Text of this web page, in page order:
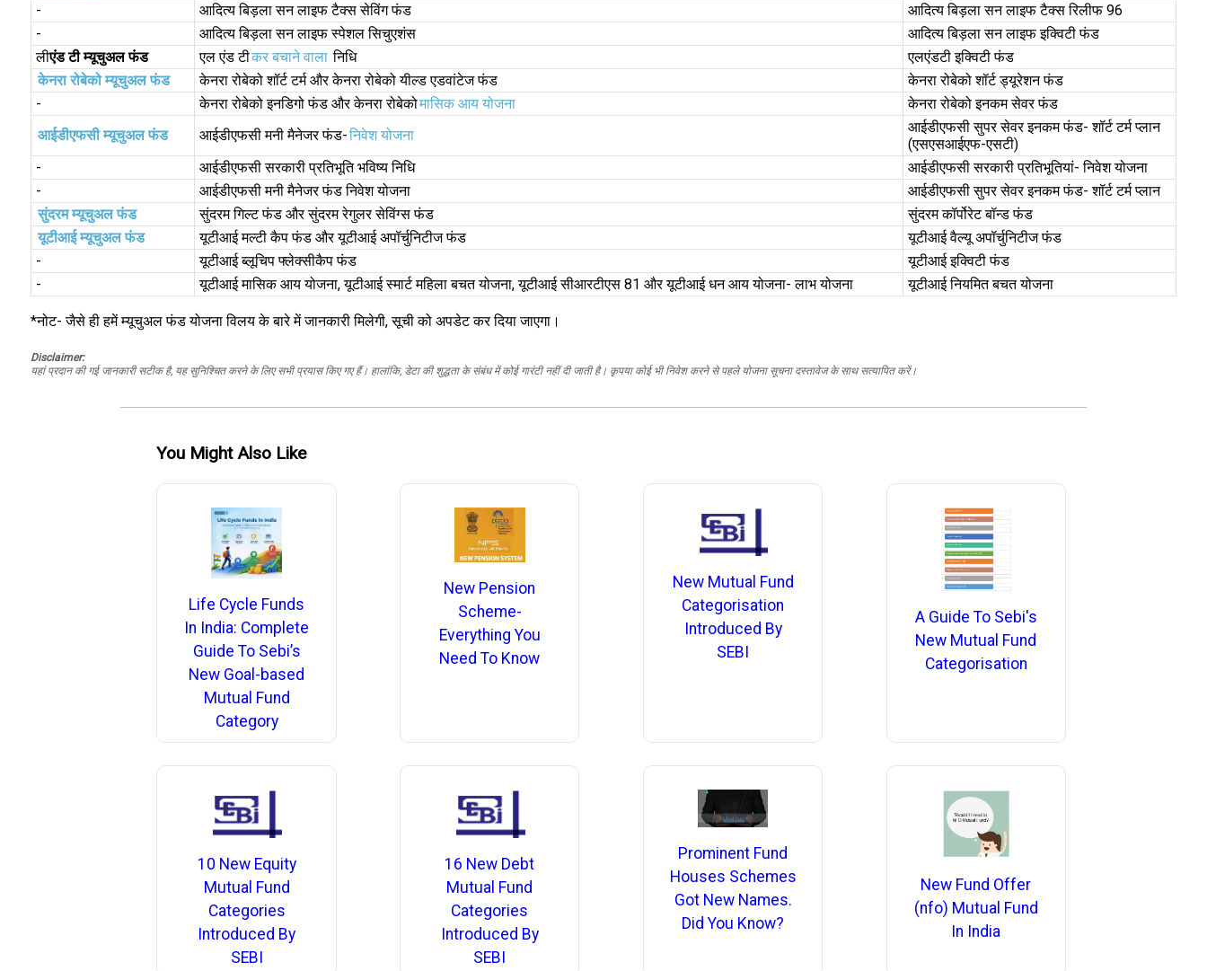
-
आदित्य बिड़ला सन लाइफ टैक्स सेविंग फंड
आदित्य बिड़ला सन लाइफ टैक्स रिलीफ 96
-
आदित्य बिड़ला सन लाइफ स्पेशल सिचुएशंस
आदित्य बिड़ला सन लाइफ इक्विटी फंड
लीएंड टी म्यूचुअल फंड एल एंड टीकर बचाने वाला निधि
एलएंडटी इक्विटी फंड
केनरा रोबेको म्यूचुअल फंड
केनरा रोबेको शॉर्ट टर्म और केनरा रोबेको यील्ड एडवांटेज फंड
केनरा रोबेको शॉर्ट ड्यूरेशन फंड
-
केनरा रोबेको इनडिगो फंड और केनरा रोबेकोमासिक आय योजना
केनरा रोबेको इनकम सेवर फंड
आईडीएफसी म्यूचुअल फंड
आईडीएफसी मनी मैनेजर फंड-निवेश योजना
आईडीएफसी सुपर सेवर इनकम फंड- शॉर्ट टर्म प्लान
(एसएसआईएफ-एसटी)
-
आईडीएफसी सरकारी प्रतिभूति भविष्य निधि
आईडीएफसी सरकारी प्रतिभूतियां- निवेश योजना
-
आईडीएफसी मनी मैनेजर फंड निवेश योजना
आईडीएफसी सुपर सेवर इनकम फंड- शॉर्ट टर्म प्लान
सुंदरम म्यूचुअल फंड
सुंदरम गिल्ट फंड और सुंदरम रेगुलर सेविंग्स फंड
सुंदरम कॉर्पोरेट बॉन्ड फंड
यूटीआई म्यूचुअल फंड
यूटीआई मल्टी कैप फंड और यूटीआई अपॉर्चुनिटीज फंड
यूटीआई वैल्यू अपॉर्चुनिटीज फंड
-
यूटीआई ब्लूचिप फ्लेक्सीकैप फंड
यूटीआई इक्विटी फंड
-
यूटीआई मासिक आय योजना, यूटीआई स्मार्ट महिला बचत योजना, यूटीआई सीआरटीएस 81 और यूटीआई धन आय योजना- लाभ योजना यूटीआई नियमित बचत योजना
*नोट- जैसे ही हमें म्यूचुअल फंड योजना विलय के बारे में जानकारी मिलेगी, सूची को अपडेट कर दिया जाएगा।
Disclaimer:
यहां प्रदान की गई जानकारी सटीक है, यह सुनिश्चित करने के लिए सभी प्रयास किए गए हैं। हालांकि, डेटा की शुद्धता के संबंध में कोई गारंटी नहीं दी जाती है। कृपया कोई भी निवेश करने से पहले योजना सूचना दस्तावेज के साथ सत्यापित करें।
You Might Also Like
Life Cycle Funds
In India: Complete
Guide To Sebi’s
New Goal-based
Mutual Fund
Category
New Pension
Scheme-
Everything You
Need To Know
New Mutual Fund
Categorisation
Introduced By
SEBI
A Guide To Sebi's
New Mutual Fund
Categorisation
10 New Equity
Mutual Fund
Categories
Introduced By
SEBI
16 New Debt
Mutual Fund
Categories
Introduced By
SEBI
Prominent Fund
Houses Schemes
Got New Names.
Did You Know?
New Fund Offer
(nfo) Mutual Fund
In India